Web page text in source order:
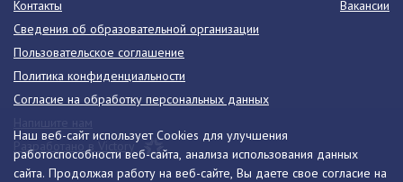
Наш веб-сайт использует Cookies для улучшения
работоспособности веб-сайта, анализа использования данных
сайта. Продолжая работу на веб-сайте, Вы даете свое согласие на
Контакты
Вакансии
Сведения об образовательной организации
Пользовательское соглашение
Политика конфиденциальности
Согласие на обработку персональных данных
Разработано в Victory